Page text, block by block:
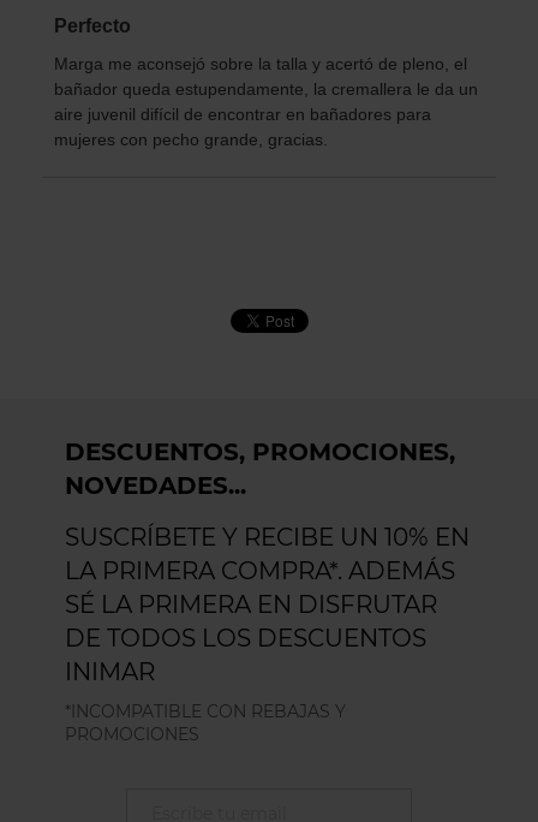
Perfecto
Marga me aconsejó sobre la talla y acertó de pleno, el
bañador queda estupendamente, la cremallera le da un
aire juvenil difícil de encontrar en bañadores para
mujeres con pecho grande, gracias.
DESCUENTOS, PROMOCIONES,
NOVEDADES...
SUSCRÍBETE Y RECIBE UN 10% EN
LA PRIMERA COMPRA*. ADEMÁS
SÉ LA PRIMERA EN DISFRUTAR
DE TODOS LOS DESCUENTOS
INIMAR
*INCOMPATIBLE CON REBAJAS Y
PROMOCIONES